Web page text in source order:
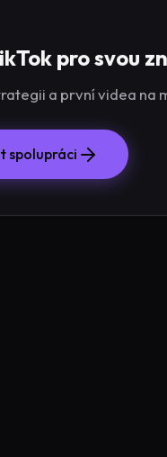
pro svou
a první videa na
spolupráci